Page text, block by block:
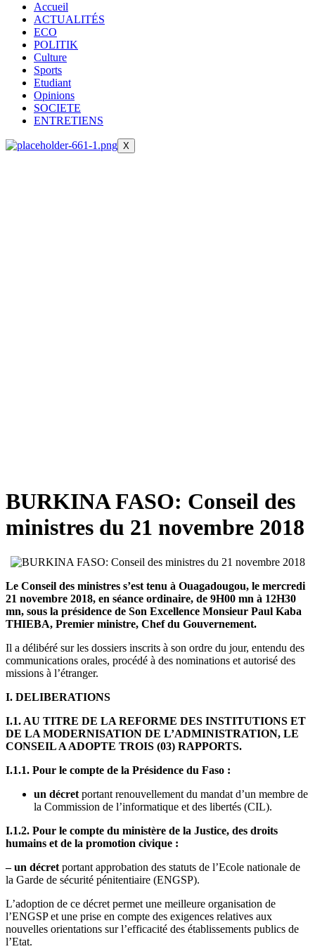
Accueil
ACTUALITÉS
ECO
POLITIK
Culture
Sports
Etudiant
Opinions
SOCIETE
ENTRETIENS
X
BURKINA FASO: Conseil des
ministres du 21 novembre 2018
Le Conseil des ministres s’est tenu à Ouagadougou, le mercredi
21 novembre 2018, en séance ordinaire, de 9H00 mn à 12H30
mn, sous la présidence de Son Excellence Monsieur Paul Kaba
THIEBA, Premier ministre, Chef du Gouvernement.
Il a délibéré sur les dossiers inscrits à son ordre du jour, entendu des
communications orales, procédé à des nominations et autorisé des
missions à l’étranger.
I. DELIBERATIONS
I.1. AU TITRE DE LA REFORME DES INSTITUTIONS ET
DE LA MODERNISATION DE L’ADMINISTRATION, LE
CONSEIL A ADOPTE TROIS (03) RAPPORTS.
I.1.1. Pour le compte de la Présidence du Faso :
un décret portant renouvellement du mandat d’un membre de
la Commission de l’informatique et des libertés (CIL).
I.1.2. Pour le compte du ministère de la Justice, des droits
humains et de la promotion civique :
– un décret portant approbation des statuts de l’Ecole nationale de
la Garde de sécurité pénitentiaire (ENGSP).
L’adoption de ce décret permet une meilleure organisation de
l’ENGSP et une prise en compte des exigences relatives aux
nouvelles orientations sur l’efficacité des établissements publics de
l’Etat.